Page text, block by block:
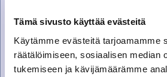
Tämä sivusto käyttää evästeitä
Käytämme evästeitä tarjoamamme
räätälöimiseen, sosiaalisen median
tukemiseen ja kävijämäärämme